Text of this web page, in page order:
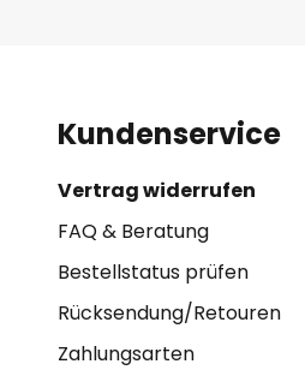
Kundenservice
Vertrag widerrufen
FAQ & Beratung
Bestellstatus prüfen
Rücksendung/Retouren
Zahlungsarten